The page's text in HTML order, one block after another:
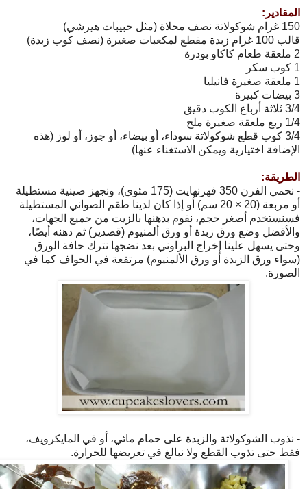
المقادير:
150 غرام شوكولاتة نصف محلاة (مثل حبيبات هيرشي)
قالب 100 غرام زبدة مقطع لمكعبات صغيرة (نصف كوب زبدة)
2 ملعقة طعام كاكاو بودرة
1 كوب سكر
1 ملعقة صغيرة فانيليا
3 بيضات كبيرة
3/4 ثلاثة أرباع الكوب دقيق
1/4 ربع ملعقة صغيرة ملح
3/4 كوب قطع شوكولاتة سوداء، أو بيضاء، أو جوز، أو لوز (هذه
الإضافة اختيارية ويمكن الاستغناء عنها)
الطريقة:
- نحمي الفرن 350 فهرنهايت (175 مئوي)، ونجهز صينية مستطيلة
أو مربعة (20 × 20 سم) أو إذا كان لدينا طقم الصواني المستطيلة
فسنستخدم أصغر حجم، نقوم بدهنها بالزيت من جميع الجهات،
والأفضل وضع ورق زبدة أو ورق ألمنيوم (قصدير) ثم دهنه أيضًا،
وحتى يسهل علينا إخراج البراوني بعد نضجها نترك حافة الورق
(سواء ورق الزبدة أو ورق الألمنيوم) مرتفعة في الحواف كما في
الصورة.
- نذوب الشوكولاتة والزبدة على حمام مائي، أو في المايكرويف،
فقط حتى تذوب القطع ولا نبالغ في تعريضها للحرارة.